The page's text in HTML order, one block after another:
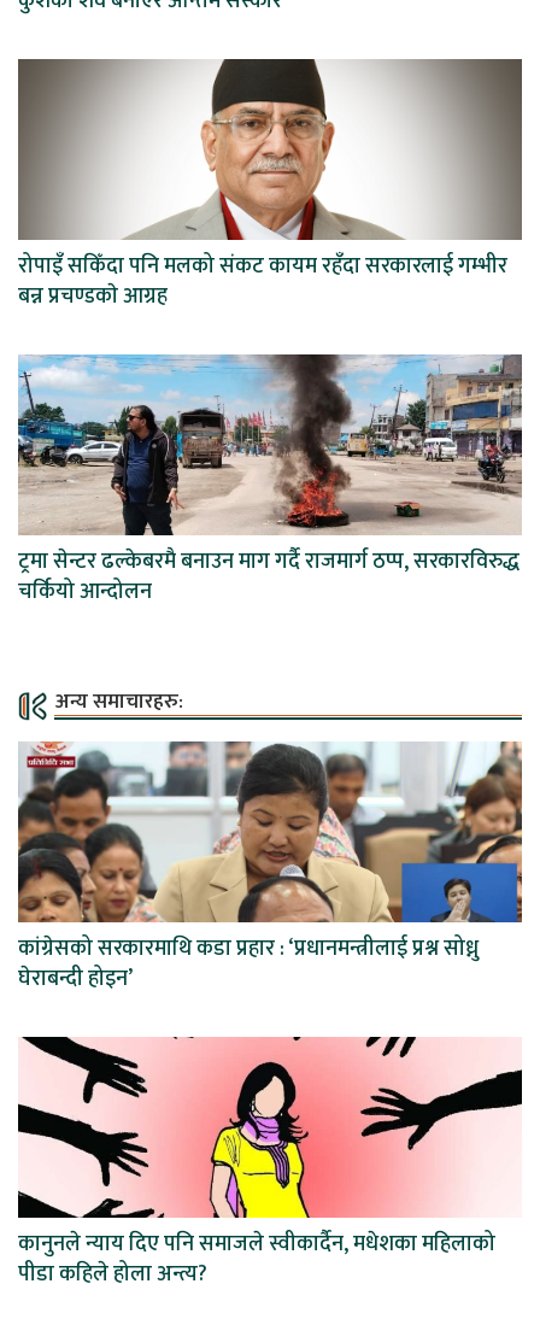
रोपाइँ सकिँदा पनि मलको संकट कायम रहँदा सरकारलाई गम्भीर
बन्न प्रचण्डकाे आग्रह
ट्रमा सेन्टर ढल्केबरमै बनाउन माग गर्दै राजमार्ग ठप्प, सरकारविरुद्ध
चर्कियो आन्दोलन
अन्य समाचारहरु:
कांग्रेसको सरकारमाथि कडा प्रहार : ‘प्रधानमन्त्रीलाई प्रश्न सोध्नु
घेराबन्दी होइन’
कानुनले न्याय दिए पनि समाजले स्वीकार्दैन, मधेशका महिलाको
पीडा कहिले होला अन्त्य?